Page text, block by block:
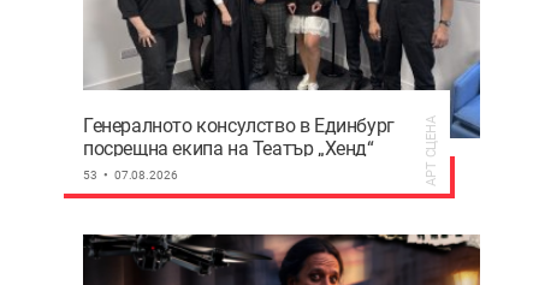
Генералното консулство в Единбург
посрещна екипа на Театър „Хенд“
преди историческия им дебют на
световния Edinburgh Festival Fringe
53 07.08.2026 АРТ СЦЕНА